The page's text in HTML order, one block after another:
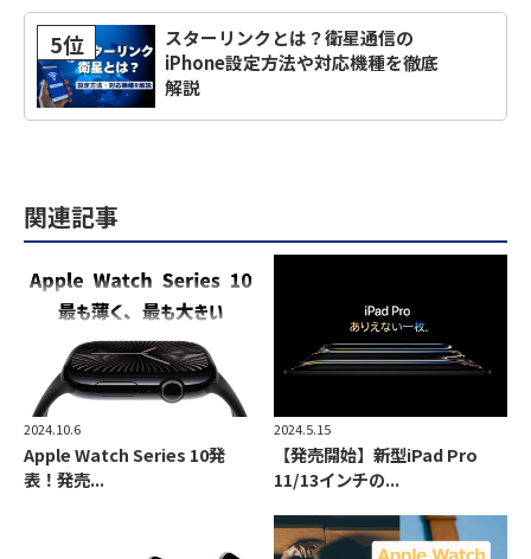
5位
スターリンクとは？衛星通信の
iPhone設定方法や対応機種を徹底
解説
関連記事
2024.10.6
Apple Watch Series 10発
表！発売...
2024.5.15
【発売開始】新型iPad Pro
11/13インチの...